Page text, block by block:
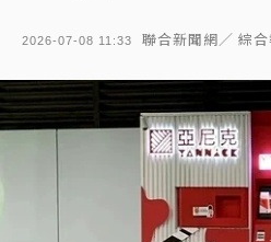
2026-07-08 11:33 聯合新聞網／ 綜